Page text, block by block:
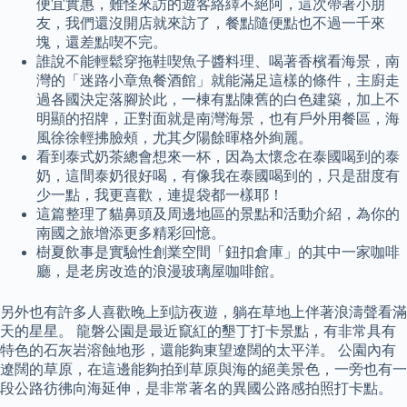
便宜實惠，難怪來訪的遊客絡繹不絕阿，這次帶著小朋
友，我們還沒開店就來訪了，餐點隨便點也不過一千來
塊，還差點喫不完。
誰說不能輕鬆穿拖鞋喫魚子醬料理、喝著香檳看海景，南
灣的「迷路小章魚餐酒館」就能滿足這樣的條件，主廚走
過各國決定落腳於此，一棟有點陳舊的白色建築，加上不
明顯的招牌，正對面就是南灣海景，也有戶外用餐區，海
風徐徐輕拂臉頰，尤其夕陽餘暉格外絢麗。
看到泰式奶茶總會想來一杯，因為太懷念在泰國喝到的泰
奶，這間泰奶很好喝，有像我在泰國喝到的，只是甜度有
少一點，我更喜歡，連提袋都一樣耶！
這篇整理了貓鼻頭及周邊地區的景點和活動介紹，為你的
南國之旅增添更多精彩回憶。
樹夏飲事是實驗性創業空間「鈕扣倉庫」的其中一家咖啡
廳，是老房改造的浪漫玻璃屋咖啡館。
另外也有許多人喜歡晚上到訪夜遊，躺在草地上伴著浪濤聲看滿
天的星星。 龍磐公園是最近竄紅的墾丁打卡景點，有非常具有
特色的石灰岩溶蝕地形，還能夠東望遼闊的太平洋。 公園內有
遼闊的草原，在這邊能夠拍到草原與海的絕美景色，一旁也有一
段公路彷彿向海延伸，是非常著名的異國公路感拍照打卡點。